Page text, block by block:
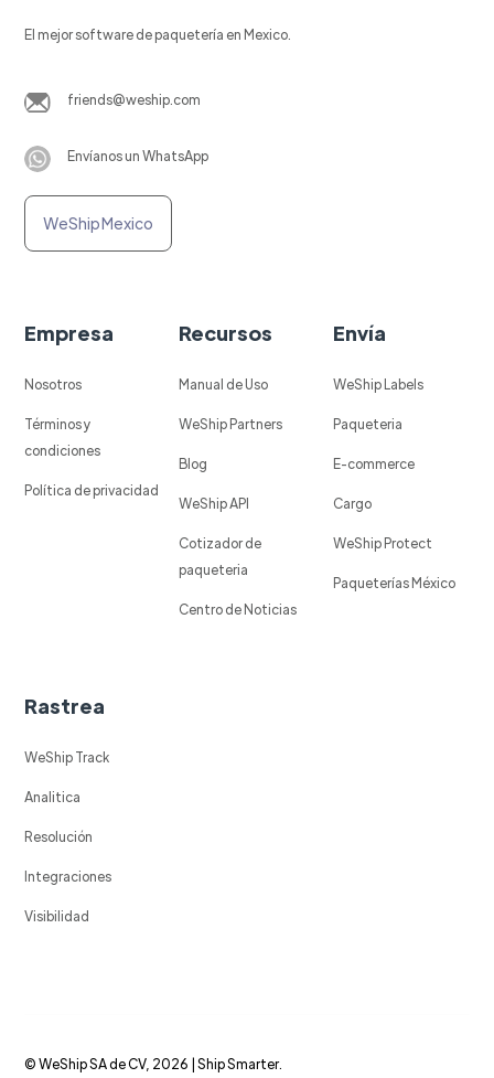
El mejor software de paquetería en Mexico.
friends@weship.com
Envíanos un WhatsApp
WeShip Mexico
Empresa
Nosotros
Términos y
condiciones
Política de privacidad
Recursos
Manual de Uso
WeShip Partners
Blog
WeShip API
Cotizador de
paqueteria
Centro de Noticias
Envía
WeShip Labels
Paqueteria
E-commerce
Cargo
WeShip Protect
Paqueterías México
Rastrea
WeShip Track
Analitica
Resolución
Integraciones
Visibilidad
© WeShip SA de CV, 2026 | Ship Smarter.